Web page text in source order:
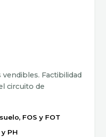
Factibilidad
circuito de
FOS y FOT
PH